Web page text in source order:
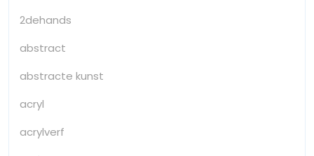
2dehands
abstract
abstracte kunst
acryl
acrylverf